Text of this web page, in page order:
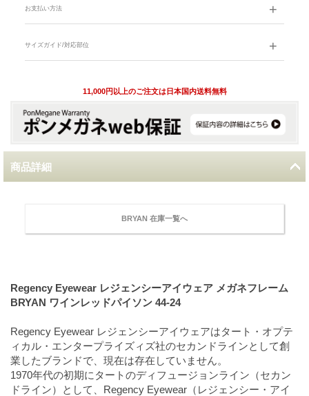
お支払い方法
サイズガイド/対応部位
11,000円以上のご注文は日本国内送料無料
商品詳細
BRYAN 在庫一覧へ
Regency Eyewear レジェンシーアイウェア メガネフレーム
BRYAN ワインレッドパイソン 44-24
Regency Eyewear レジェンシーアイウェアはタート・オプテ
ィカル・エンタープライズィズ社のセカンドラインとして創
業したブランドで、現在は存在していません。
1970年代の初期にタートのディフュージョンライン（セカン
ドライン）として、Regency Eyewear（レジェンシー・アイ